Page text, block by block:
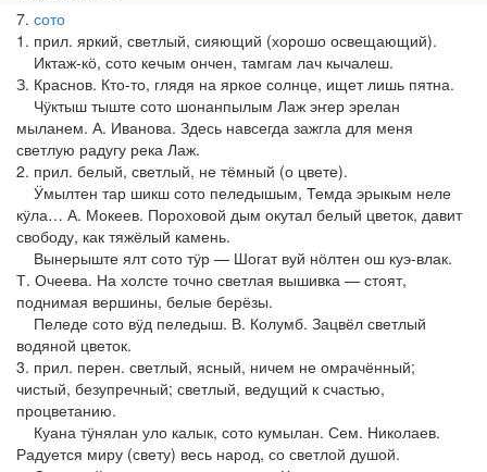
7 сото
1. прил. яркий, светлый, сияющий (хорошо освещающий).
Иктаж-кӧ, сото кечым ончен, тамгам лач кычалеш.
З. Краснов. Кто-то, глядя на яркое солнце, ищет лишь пятна.
Чӱктыш тыште сото шонанпылым Лаж эҥер эрелан
мыланем. А. Иванова. Здесь навсегда зажгла для меня
светлую радугу река Лаж.
2. прил. белый, светлый, не тёмный (о цвете).
Ӱмылтен тар шикш сото пеледышым, Темда эрыкым неле
кӱла… А. Мокеев. Пороховой дым окутал белый цветок, давит
свободу, как тяжёлый камень.
Вынерыште ялт сото тӱр — Шогат вуй нӧлтен ош куэ-влак.
Т. Очеева. На холсте точно светлая вышивка — стоят,
поднимая вершины, белые берёзы.
Пеледе сото вӱд пеледыш. В. Колумб. Зацвёл светлый
водяной цветок.
3. прил. перен. светлый, ясный, ничем не омрачённый;
чистый, безупречный; светлый, ведущий к счастью,
процветанию.
Куана тӱнялан уло калык, сото кумылан. Сем. Николаев.
Радуется миру (свету) весь народ, со светлой душой.